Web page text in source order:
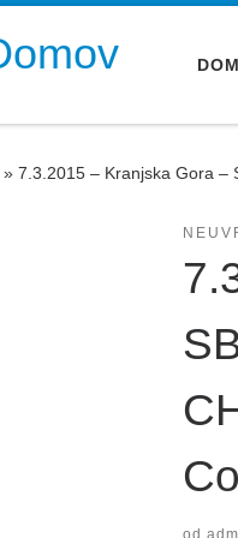
» 7.3.2015 – Kranjska Gora –
od